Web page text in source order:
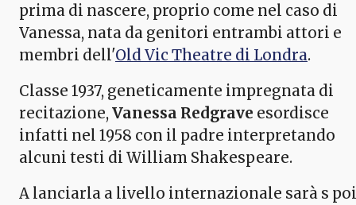
prima di nascere, proprio come nel caso di
Vanessa, nata da genitori entrambi attori e
membri dell'Old Vic Theatre di Londra.
Classe 1937, geneticamente impregnata di
recitazione, Vanessa Redgrave esordisce
infatti nel 1958 con il padre interpretando
alcuni testi di William Shakespeare.
A lanciarla a livello internazionale sarà s poi